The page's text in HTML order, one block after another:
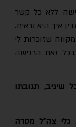
כל קשר
היא נראית.
שזוכרות לי
זאת הרגישה
תגובתו
צה"ל מסרה